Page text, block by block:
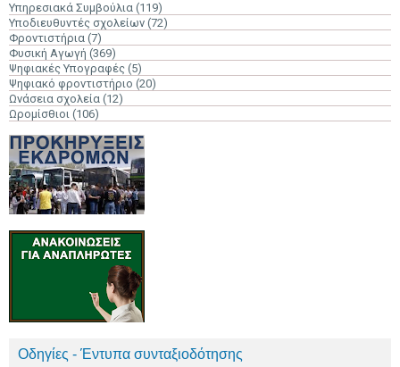
Υπηρεσιακά Συμβούλια (119)
Υποδιευθυντές σχολείων (72)
Φροντιστήρια (7)
Φυσική Αγωγή (369)
Ψηφιακές Υπογραφές (5)
Ψηφιακό φροντιστήριο (20)
Ωνάσεια σχολεία (12)
Ωρομίσθιοι (106)
Οδηγίες - Έντυπα συνταξιοδότησης